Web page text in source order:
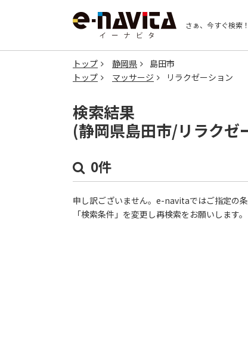
さぁ、今すぐ検索！
トップ 静岡県
島田市
トップ
マッサージ リラクゼーション
検索結果
(静岡県島田市/リラクゼ
0件
申し訳ございません。e-navitaではご指定の
「検索条件」を変更し再検索をお願いします。